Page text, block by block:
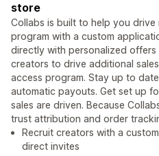
store
Collabs is built to help you drive
program with a custom
directly with personalized
creators to drive additional
access program. Stay up to
automatic payouts. Get set up
sales are driven. Because
trust attribution and order
Recruit creators with a
direct invites